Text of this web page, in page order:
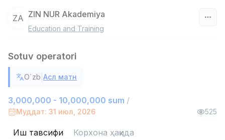
6,000,000 - 15,000,000 sum
Full time job
Ish joyidan
ZA ZIN NUR Akademiya
Education and Training
Sotuv operatori
O`zb Асл матн
3,000,000 - 10,000,000 sum /
Муддат: 31 июл, 2026 525
Иш тавсифи Корхона ҳақида